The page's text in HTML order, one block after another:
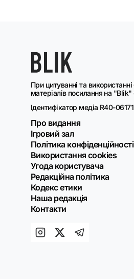
При цитуванні та
матеріалів посилання на
Ідентифікатор медіа R40-06171
Про видання
Ігровий зал
Політика конфіденційності
Використання cookies
Угода користувача
Редакційна політика
Кодекс етики
Наша редакція
Контакти